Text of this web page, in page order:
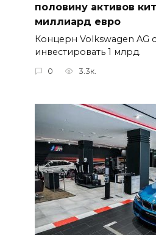
половину активов
миллиард евро
Концерн Volkswagen AG
инвестировать 1 млрд.
0 3.3к.